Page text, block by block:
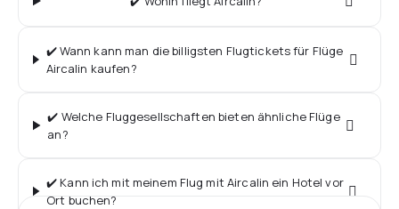
✔️ Wann kann man die billigsten Flugtickets für Flüge
Aircalin kaufen?
✔️ Welche Fluggesellschaften bieten ähnliche Flüge
an?
✔️ Kann ich mit meinem Flug mit Aircalin ein Hotel vor
Ort buchen?